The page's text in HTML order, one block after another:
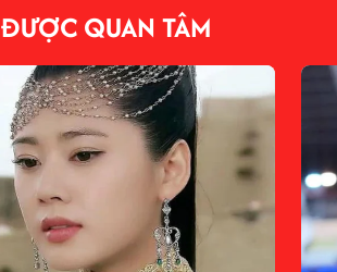
ĐƯỢC QUAN TÂM